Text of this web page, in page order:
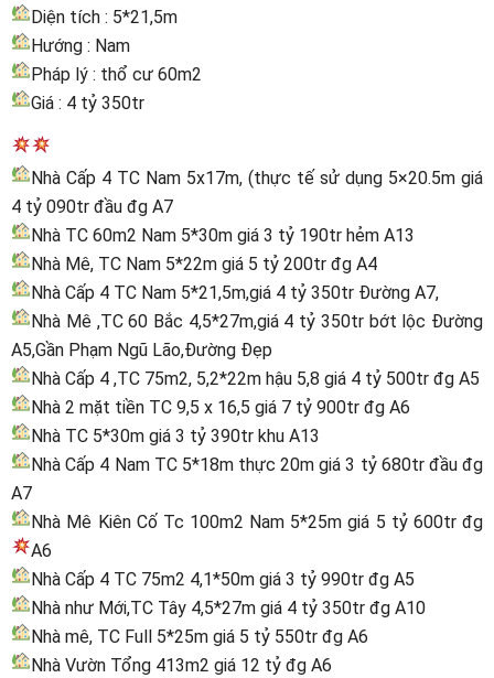
Diện tích : 5*21,5m
Hướng : Nam
Pháp lý : thổ cư 60m2
Giá : 4 tỷ 350tr
Nhà Cấp 4 TC Nam 5x17m, (thực tế sử dụng 5×20.5m giá
4 tỷ 090tr đầu đg A7
Nhà TC 60m2 Nam 5*30m giá 3 tỷ 190tr hẻm A13
Nhà Mê, TC Nam 5*22m giá 5 tỷ 200tr đg A4
Nhà Cấp 4 TC Nam 5*21,5m,giá 4 tỷ 350tr Đường A7,
Nhà Mê ,TC 60 Bắc 4,5*27m,giá 4 tỷ 350tr bớt lộc Đường
A5,Gần Phạm Ngũ Lão,Đường Đẹp
Nhà Cấp 4 ,TC 75m2, 5,2*22m hậu 5,8 giá 4 tỷ 500tr đg A5
Nhà 2 mặt tiền TC 9,5 x 16,5 giá 7 tỷ 900tr đg A6
Nhà TC 5*30m giá 3 tỷ 390tr khu A13
Nhà Cấp 4 Nam TC 5*18m thực 20m giá 3 tỷ 680tr đầu đg
A7
Nhà Mê Kiên Cố Tc 100m2 Nam 5*25m giá 5 tỷ 600tr đg
A6
Nhà Cấp 4 TC 75m2 4,1*50m giá 3 tỷ 990tr đg A5
Nhà như Mới,TC Tây 4,5*27m giá 4 tỷ 350tr đg A10
Nhà mê, TC Full 5*25m giá 5 tỷ 550tr đg A6
Nhà Vườn Tổng 413m2 giá 12 tỷ đg A6